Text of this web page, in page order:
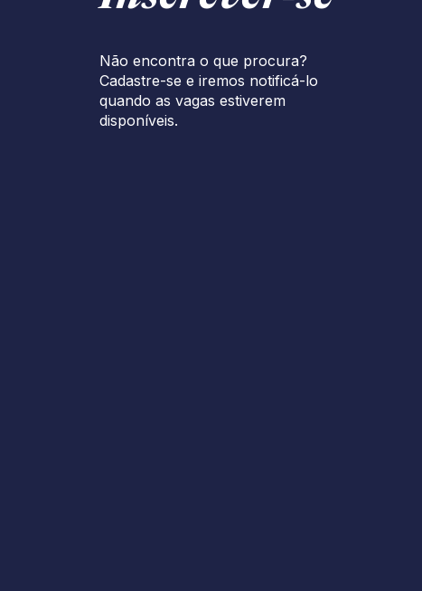
Não encontra o que procura?
Cadastre-se e iremos notificá-lo
quando as vagas estiverem
disponíveis.